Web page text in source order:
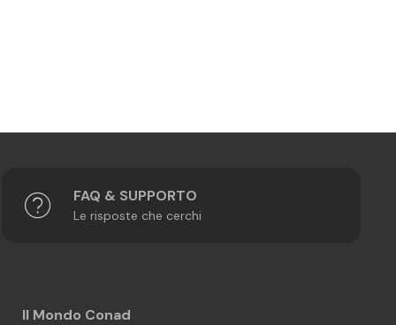
FAQ & SUPPORTO
Le risposte che cerchi
Il Mondo Conad